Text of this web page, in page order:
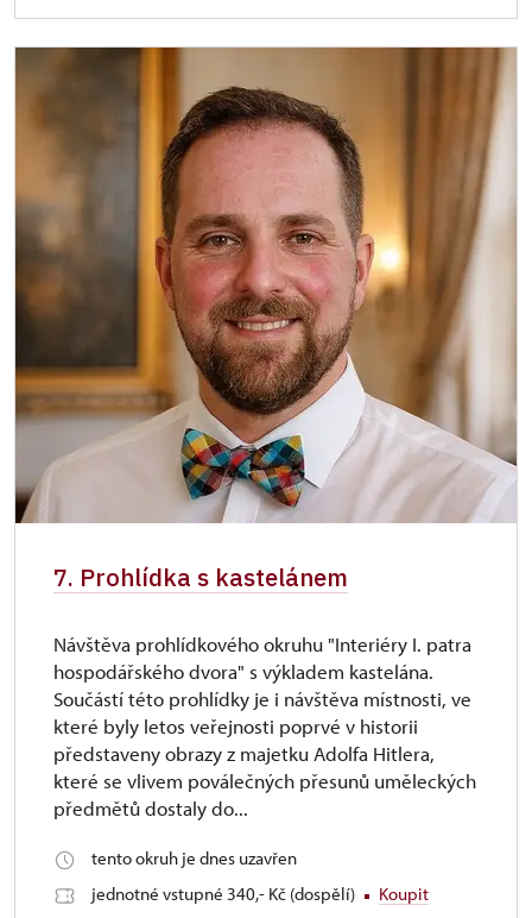
7. Prohlídka s kastelánem
Návštěva prohlídkového okruhu "Interiéry I. patra
hospodářského dvora" s výkladem kastelána.
Součástí této prohlídky je i návštěva místnosti, ve
které byly letos veřejnosti poprvé v historii
představeny obrazy z majetku Adolfa Hitlera,
které se vlivem poválečných přesunů uměleckých
předmětů dostaly do...
tento okruh je dnes uzavřen
jednotné vstupné 340,- Kč (dospělí)
Koupit